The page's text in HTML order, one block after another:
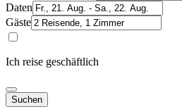
Daten
Gäste
Ich reise geschäftlich
Suchen